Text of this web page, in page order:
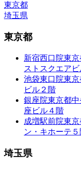
東京都
埼玉県
東京都
新宿西口院東
ストスクエア
池袋東口院東京
ビル２階
銀座院東京都
座ビル４階
成増駅前院東京
ン・キホーテ
埼玉県